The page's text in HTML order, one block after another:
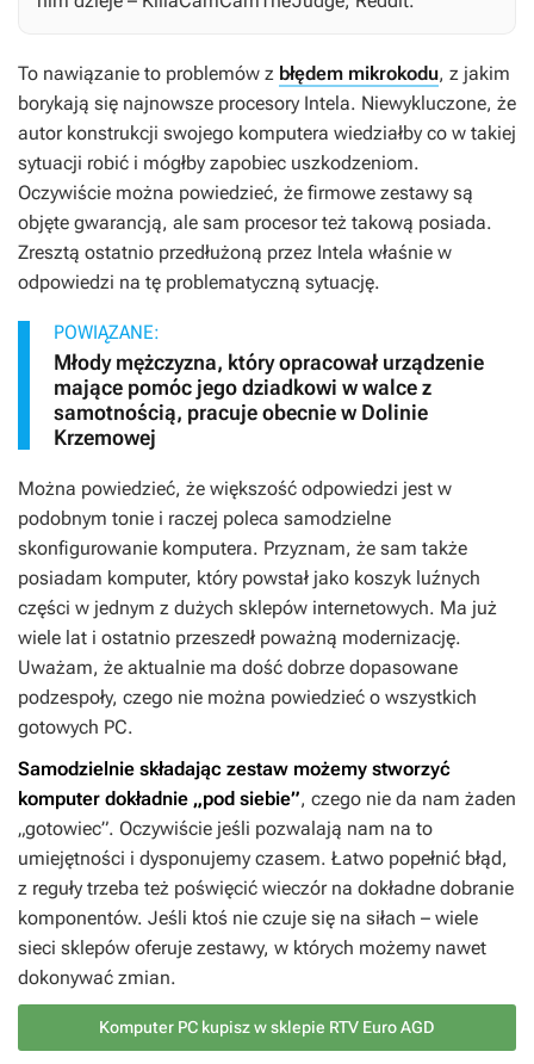
To nawiązanie to problemów z błędem mikrokodu, z jakim
borykają się najnowsze procesory Intela. Niewykluczone, że
autor konstrukcji swojego komputera wiedziałby co w takiej
sytuacji robić i mógłby zapobiec uszkodzeniom.
Oczywiście można powiedzieć, że firmowe zestawy są
objęte gwarancją, ale sam procesor też takową posiada.
Zresztą ostatnio przedłużoną przez Intela właśnie w
odpowiedzi na tę problematyczną sytuację.
POWIĄZANE:
Młody mężczyzna, który opracował urządzenie
mające pomóc jego dziadkowi w walce z
samotnością, pracuje obecnie w Dolinie
Krzemowej
Można powiedzieć, że większość odpowiedzi jest w
podobnym tonie i raczej poleca samodzielne
skonfigurowanie komputera. Przyznam, że sam także
posiadam komputer, który powstał jako koszyk luźnych
części w jednym z dużych sklepów internetowych. Ma już
wiele lat i ostatnio przeszedł poważną modernizację.
Uważam, że aktualnie ma dość dobrze dopasowane
podzespoły, czego nie można powiedzieć o wszystkich
gotowych PC.
Samodzielnie składając zestaw możemy stworzyć
komputer dokładnie „pod siebie”, czego nie da nam żaden
„gotowiec”. Oczywiście jeśli pozwalają nam na to
umiejętności i dysponujemy czasem. Łatwo popełnić błąd,
z reguły trzeba też poświęcić wieczór na dokładne dobranie
komponentów. Jeśli ktoś nie czuje się na siłach – wiele
sieci sklepów oferuje zestawy, w których możemy nawet
dokonywać zmian.
Komputer PC kupisz w sklepie RTV Euro AGD